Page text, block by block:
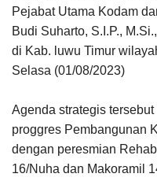
Pejabat Utama Kodam
Budi Suharto, S.I.P.,
di Kab. luwu Timur
Selasa (01/08/2023)
Agenda strategis
proggres Pembangunan
dengan peresmian
16/Nuha dan Makoramil